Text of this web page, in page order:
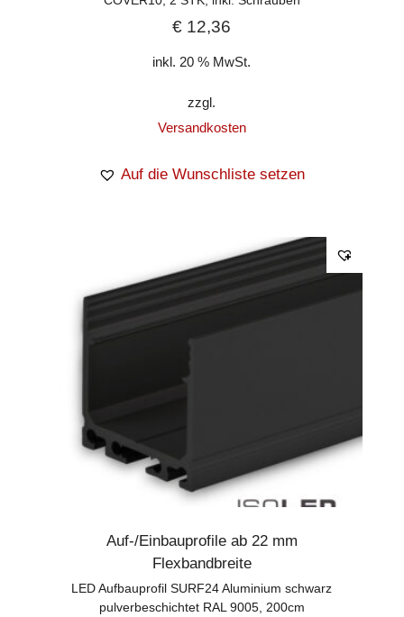
€ 12,36
inkl. 20 % MwSt.
zzgl.
Versandkosten
Auf die Wunschliste setzen
Auf-/Einbauprofile ab 22 mm
Flexbandbreite
LED Aufbauprofil SURF24 Aluminium schwarz
pulverbeschichtet RAL 9005, 200cm